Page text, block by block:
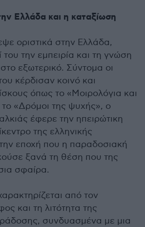
Ελλάδα και η καταξίωση
οριστικά στην Ελλάδα,
την εμπειρία και τη γνώση
εξωτερικό. Σύντομα οι
κέρδισαν κοινό και
όπως το «Μοιρολόγια και
το «Δρόμοι της ψυχής», ο
έφερε την ηπειρώτικη
της ελληνικής
εποχή που η παραδοσιακή
ξανά τη θέση που της
σφαίρα.
από τον
και τη λιτότητα της
συνδυασμένα με μια